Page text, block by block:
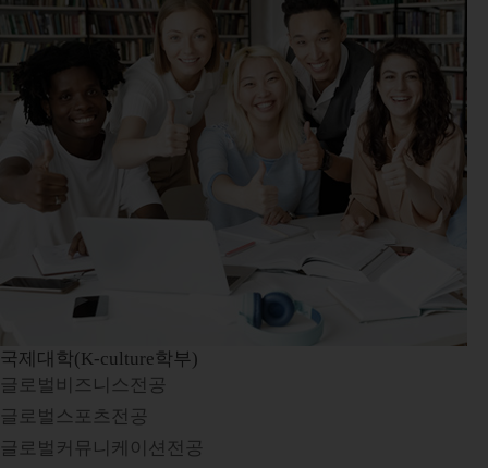
국제대학(K-culture학부)
글로벌비즈니스전공
글로벌스포츠전공
글로벌커뮤니케이션전공